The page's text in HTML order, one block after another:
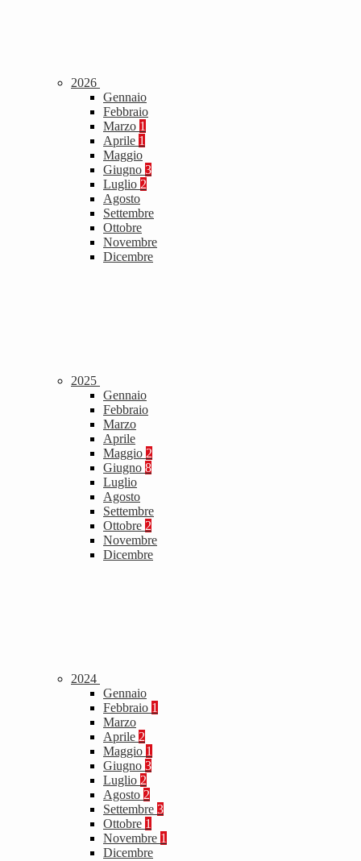
2026
Gennaio
Febbraio
Marzo 1
Aprile 1
Maggio
Giugno 3
Luglio 2
Agosto
Settembre
Ottobre
Novembre
Dicembre
2025
Gennaio
Febbraio
Marzo
Aprile
Maggio 2
Giugno 8
Luglio
Agosto
Settembre
Ottobre 2
Novembre
Dicembre
2024
Gennaio
Febbraio 1
Marzo
Aprile 2
Maggio 1
Giugno 3
Luglio 2
Agosto 2
Settembre 3
Ottobre 1
Novembre 1
Dicembre